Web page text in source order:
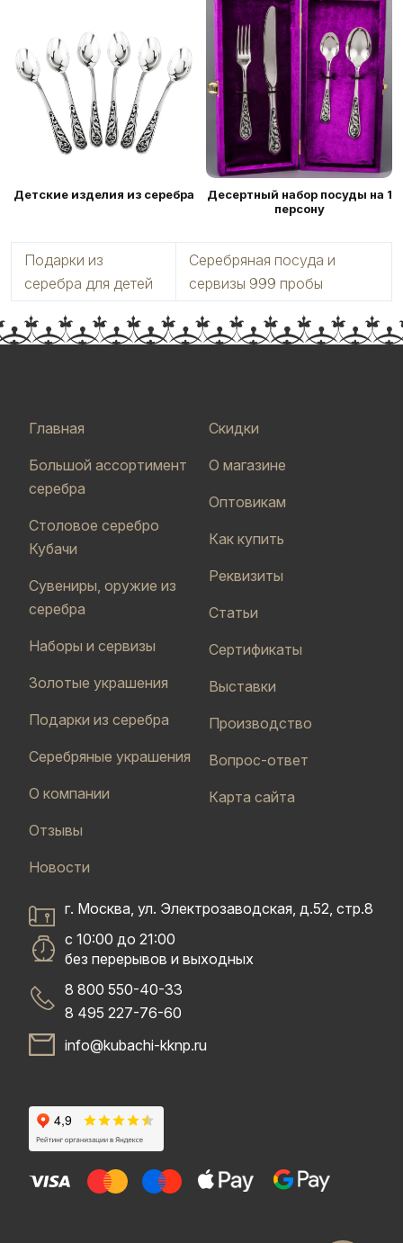
Детские изделия из серебра
Десертный набор посуды на 1
персону
Подарки из
серебра для детей
Серебряная посуда и
сервизы 999 пробы
Главная
Большой ассортимент
серебра
Столовое серебро
Кубачи
Сувениры, оружие из
серебра
Наборы и сервизы
Золотые украшения
Подарки из серебра
Серебряные украшения
О компании
Отзывы
Новости
Скидки
О магазине
Оптовикам
Как купить
Реквизиты
Статьи
Сертификаты
Выставки
Производство
Вопрос-ответ
Карта сайта
г. Москва, ул. Электрозаводская, д.52, стр.8
с 10:00 до 21:00
без перерывов и выходных
8 800 550-40-33
8 495 227-76-60
info@kubachi-kknp.ru